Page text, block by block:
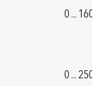
0 ... 160
0 ... 250